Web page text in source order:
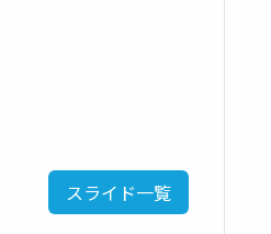
スライド一覧